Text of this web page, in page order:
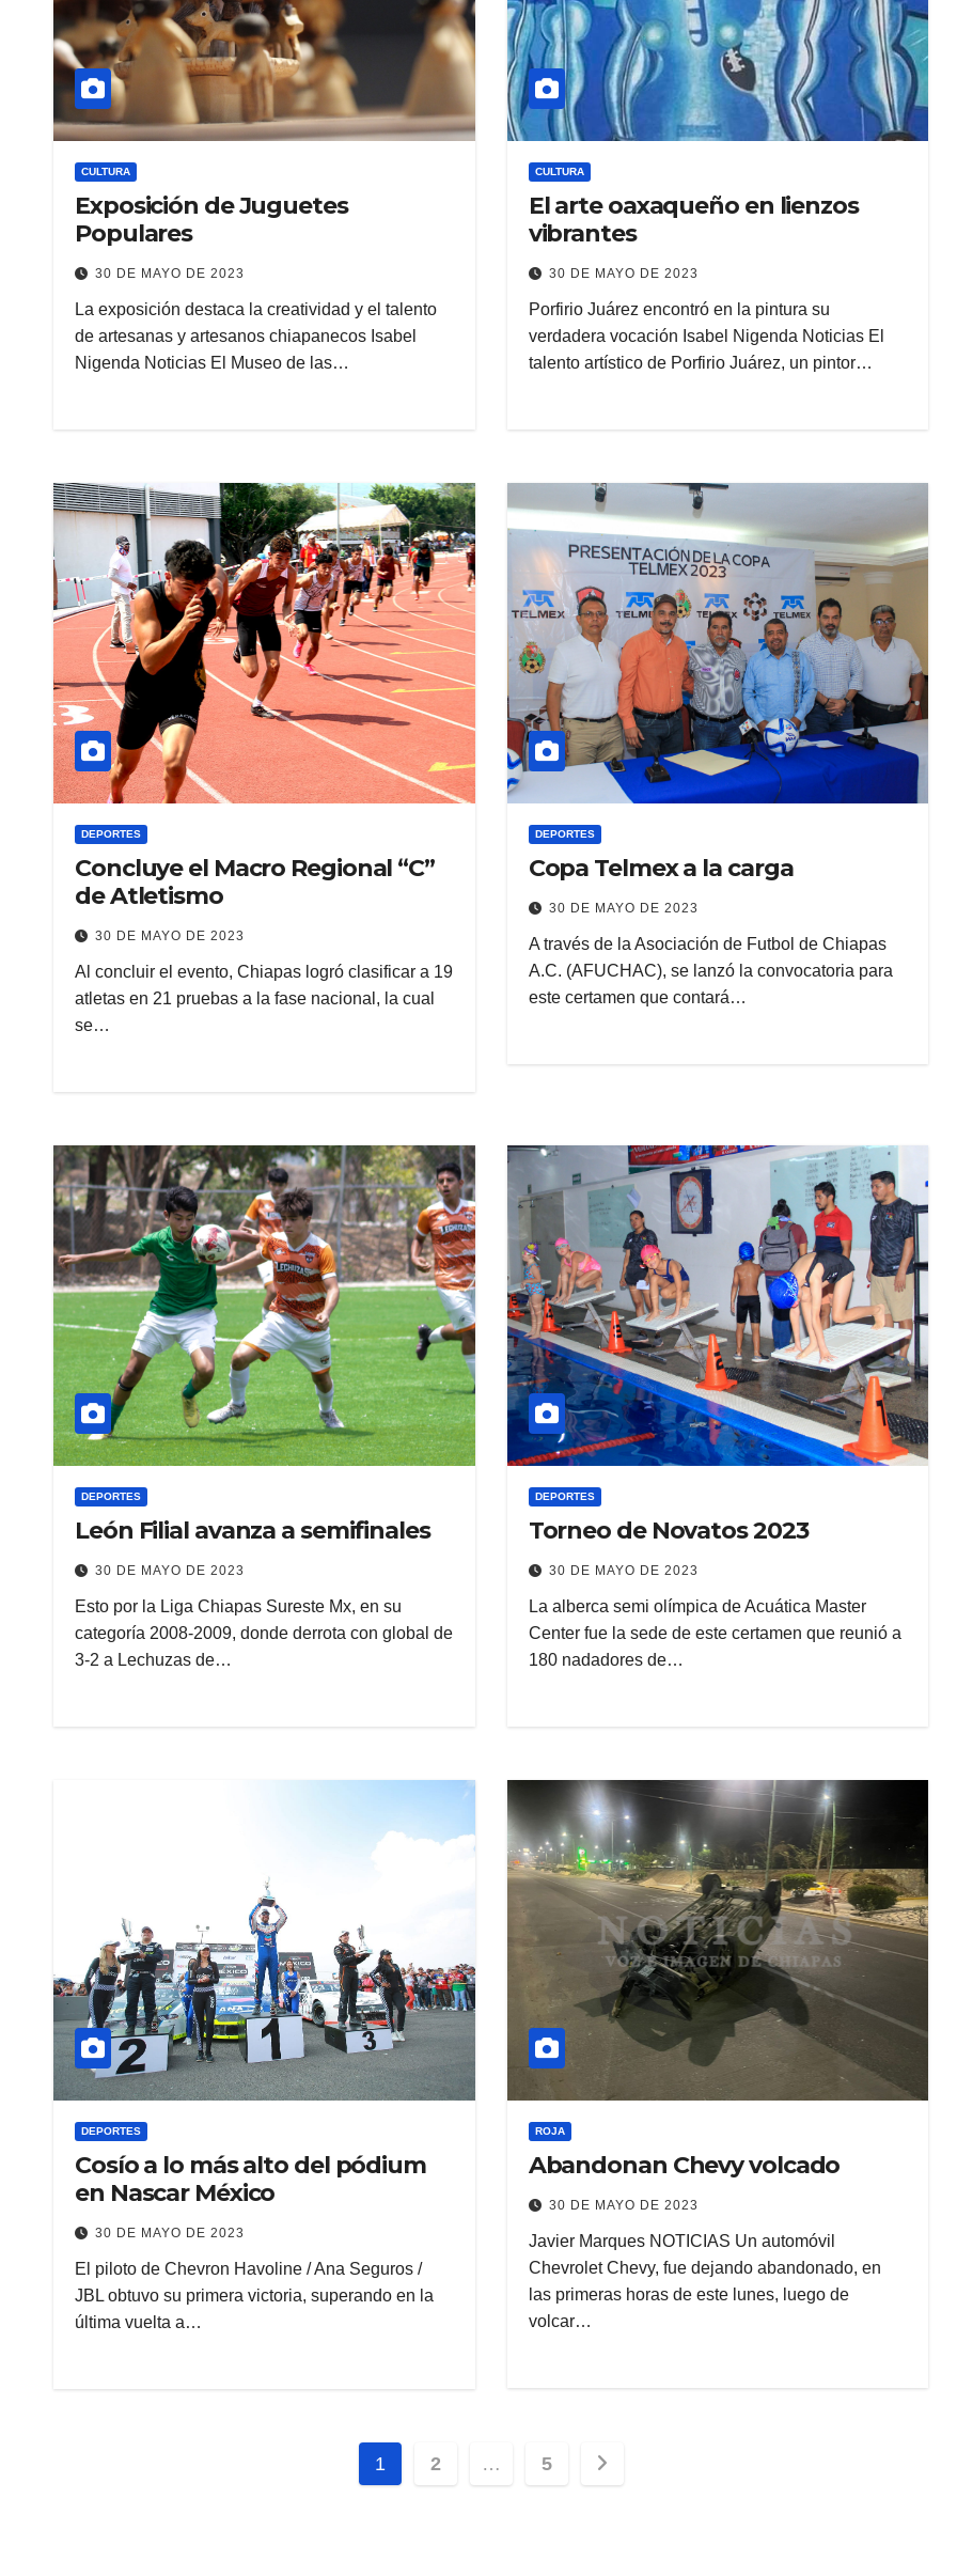
CULTURA
Exposición de Juguetes
Populares
30 DE MAYO DE 2023
La exposición destaca la creatividad y el talento
de artesanas y artesanos chiapanecos Isabel
Nigenda Noticias El Museo de las…
CULTURA
El arte oaxaqueño en lienzos
vibrantes
30 DE MAYO DE 2023
Porfirio Juárez encontró en la pintura su
verdadera vocación Isabel Nigenda Noticias El
talento artístico de Porfirio Juárez, un pintor…
DEPORTES
Concluye el Macro Regional “C”
de Atletismo
30 DE MAYO DE 2023
Al concluir el evento, Chiapas logró clasificar a 19
atletas en 21 pruebas a la fase nacional, la cual
se…
DEPORTES
Copa Telmex a la carga
30 DE MAYO DE 2023
A través de la Asociación de Futbol de Chiapas
A.C. (AFUCHAC), se lanzó la convocatoria para
este certamen que contará…
DEPORTES
León Filial avanza a semifinales
30 DE MAYO DE 2023
Esto por la Liga Chiapas Sureste Mx, en su
categoría 2008-2009, donde derrota con global de
3-2 a Lechuzas de…
DEPORTES
Torneo de Novatos 2023
30 DE MAYO DE 2023
La alberca semi olímpica de Acuática Master
Center fue la sede de este certamen que reunió a
180 nadadores de…
DEPORTES
Cosío a lo más alto del pódium
en Nascar México
30 DE MAYO DE 2023
El piloto de Chevron Havoline / Ana Seguros /
JBL obtuvo su primera victoria, superando en la
última vuelta a…
ROJA
Abandonan Chevy volcado
30 DE MAYO DE 2023
Javier Marques NOTICIAS Un automóvil
Chevrolet Chevy, fue dejando abandonado, en
las primeras horas de este lunes, luego de
volcar…
Paginación
1 2 … 5